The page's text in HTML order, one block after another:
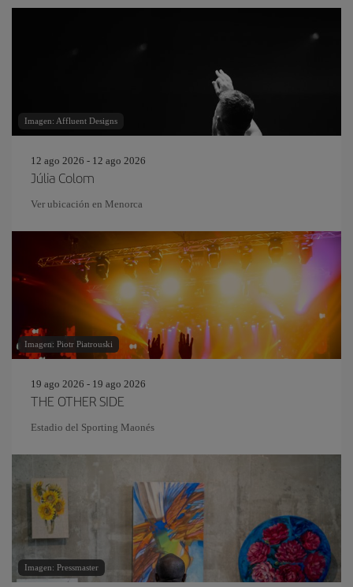
Imagen: Affluent Designs
12 ago 2026 - 12 ago 2026
Júlia Colom
Ver ubicación en Menorca
Imagen: Piotr Piatrouski
19 ago 2026 - 19 ago 2026
THE OTHER SIDE
Estadio del Sporting Maonés
Imagen: Pressmaster